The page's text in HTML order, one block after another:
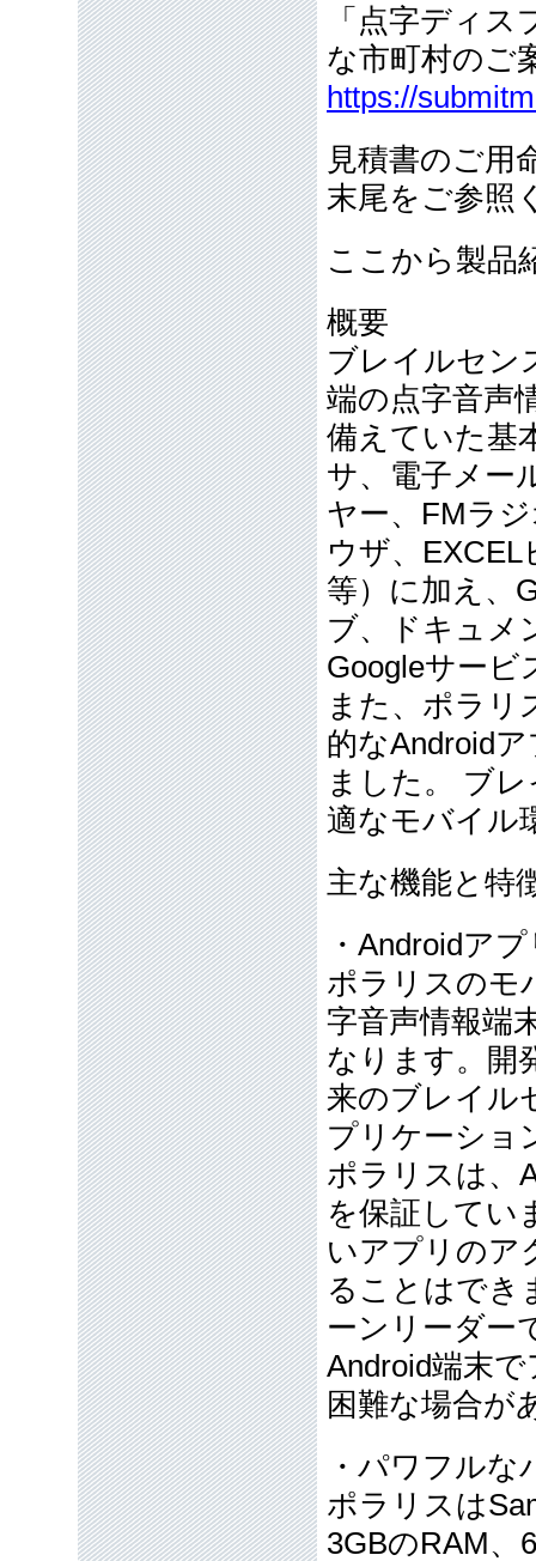
「点字ディ
な市町村のご
https://
見積書のご用
末尾をご参照
ここから製品
概要
ブレイルセン
端の点字音声
備えていた基
サ、電子メー
ヤー、FMラ
ウザ、
等）に加え、
ブ、ドキュメ
Googleサービ
また、ポラリ
的なAndroid
ました。 ブ
適なモバイル
主な機能と特
・Androidア
ポラリスのモ
字音声情報端
なります。開
来のブレイル
プリケーショ
ポラリスは、
を保証してい
いアプリのア
ることはでき
ーンリーダー
Android端末
困難な場合が
・パワフル
ポラリスは
3GBのRAM、